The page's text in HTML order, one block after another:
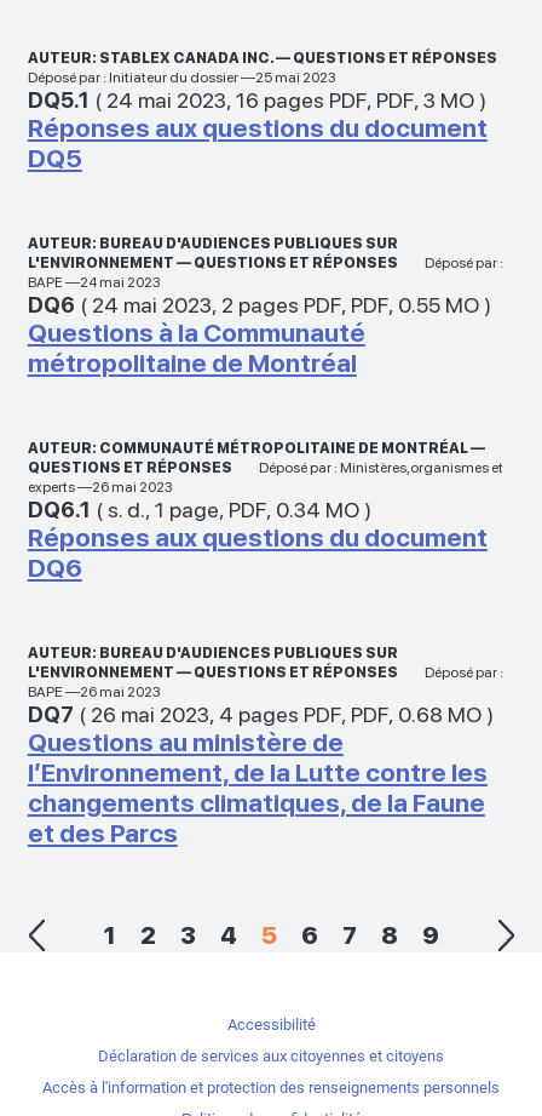
AUTEUR: STABLEX CANADA INC. — QUESTIONS ET RÉPONSES
Déposé par : Initiateur du dossier —25 mai 2023
DQ5.1 ( 24 mai 2023, 16 pages PDF, PDF, 3 MO)
Réponses aux questions du document
DQ5
AUTEUR: BUREAU D'AUDIENCES PUBLIQUES SUR
L'ENVIRONNEMENT — QUESTIONS ET RÉPONSES
Déposé par :
BAPE —24 mai 2023
DQ6 ( 24 mai 2023, 2 pages PDF, PDF, 0.55 MO)
Questions à la Communauté
métropolitaine de Montréal
AUTEUR: COMMUNAUTÉ MÉTROPOLITAINE DE MONTRÉAL —
QUESTIONS ET RÉPONSES
Déposé par : Ministères,organismes et
experts —26 mai 2023
DQ6.1 ( s. d., 1 page, PDF, 0.34 MO)
Réponses aux questions du document
DQ6
AUTEUR: BUREAU D'AUDIENCES PUBLIQUES SUR
L'ENVIRONNEMENT — QUESTIONS ET RÉPONSES
Déposé par :
BAPE —26 mai 2023
DQ7 ( 26 mai 2023, 4 pages PDF, PDF, 0.68 MO)
Questions au ministère de
l’Environnement, de la Lutte contre les
changements climatiques, de la Faune
et des Parcs
1 2 3 4 5 6 7 8 9
Accessibilité
Déclaration de services aux citoyennes et citoyens
Accès à l'information et protection des renseignements personnels